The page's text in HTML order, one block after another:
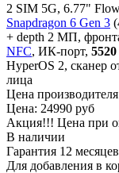
2 SIM 5G, 6.77"
Snapdragon 6 Gen 3
+ depth 2 МП,
NFC, ИК-порт, 5520
HyperOS 2, сканер
лица
Цена
Цена: 24990 руб
Акция!!! Цена при
В наличии
Гарантия 12 месяцев
Для добавления в